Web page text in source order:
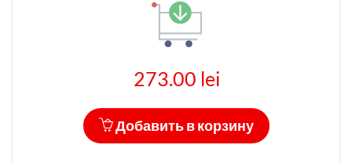
273.00 lei
Добавить в корзину